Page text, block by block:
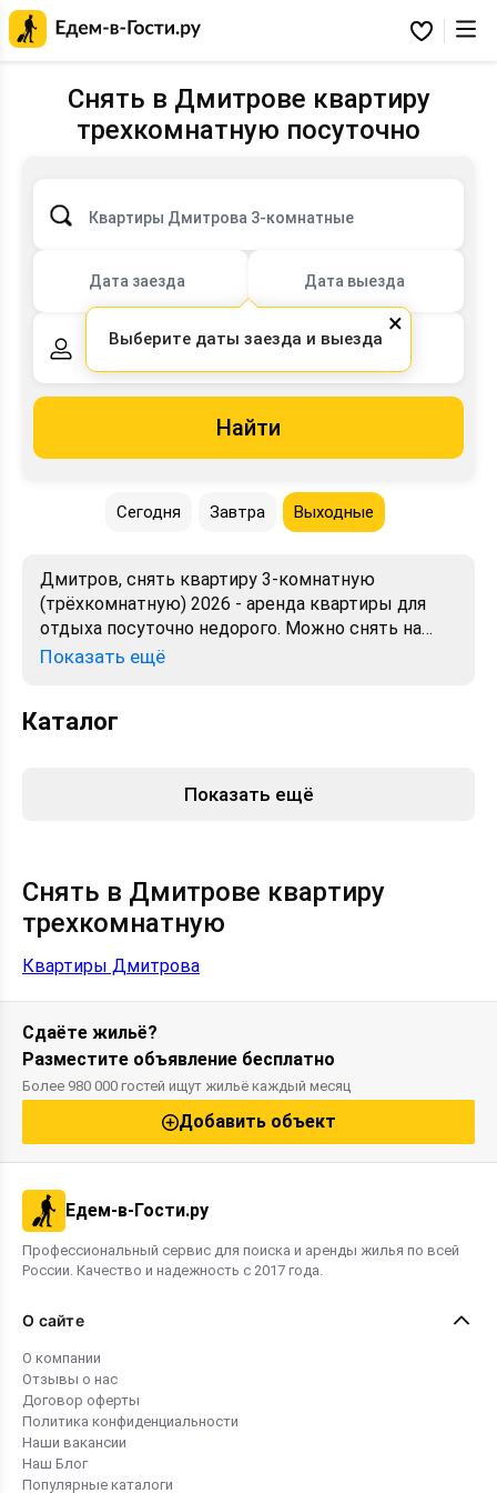
Избранное
Снять в Дмитрове квартиру
трехкомнатную посуточно
Квартиры Дмитрова 3-комнатные
Дата заезда Дата выезда
2 взрослых, 0 детей
Найти
Сегодня Завтра Выходные
Дмитров, снять квартиру 3-комнатную
(трёхкомнатную) 2026 - аренда квартиры для
отдыха посуточно недорого. Можно снять на
сутки. Лучшие цены, отзывы, фото, карта.
Показать ещё
Каталог
Показать ещё
Снять в Дмитрове квартиру
трехкомнатную
Квартиры Дмитрова
Сдаёте жильё?
Разместите объявление бесплатно
Более 980 000 гостей ищут жильё каждый месяц
Добавить объект
Едем-в-Гости.ру
Профессиональный сервис для поиска и аренды жилья по всей
России. Качество и надежность с 2017 года.
О сайте
О компании
Отзывы о нас
Договор оферты
Политика конфиденциальности
Наши вакансии
Наш Блог
Популярные каталоги
×
Выберите даты заезда и выезда